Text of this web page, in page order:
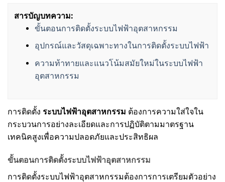
สารบัญบทความ:
ขั้นตอนการติดตั้งระบบไฟฟ้าอุตสาหกรรม
อุปกรณ์และวัสดุเฉพาะทางในการติดตั้งระบบไฟฟ้า
ความท้าทายและแนวโน้มสมัยใหม่ในระบบไฟฟ้า
อุตสาหกรรม
การติดตั้ง ระบบไฟฟ้าอุตสาหกรรม ต้องการความใส่ใจใน
กระบวนการอย่างละเอียดและการปฏิบัติตามมาตรฐาน
เทคนิคสูงเพื่อความปลอดภัยและประสิทธิผล
ขั้นตอนการติดตั้งระบบไฟฟ้าอุตสาหกรรม
การติดตั้งระบบไฟฟ้าอุตสาหกรรมต้องการการเตรียมตัวอย่าง